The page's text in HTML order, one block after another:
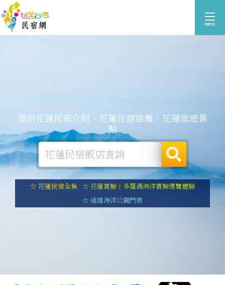
提供花蓮民宿介紹、花蓮住宿推薦、花蓮旅遊景
點
☆ 花蓮民宿全集 ☆ 花蓮賞鯨｜多羅滿海洋賞鯨導覽體驗
☆ 遠雄海洋公園門票